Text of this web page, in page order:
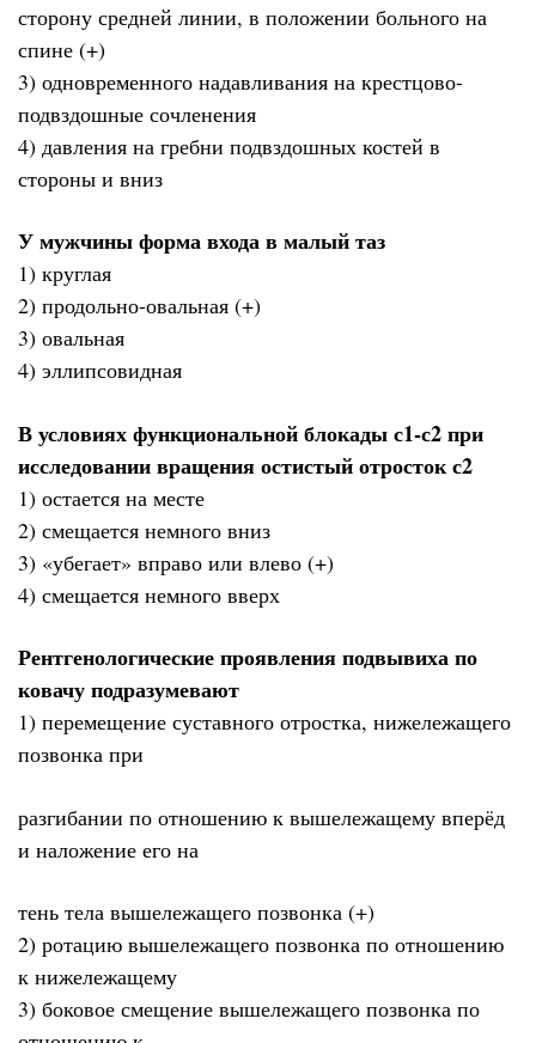
сторону средней линии, в положении больного на
спине (+)
3) одновременного надавливания на крестцово-
подвздошные сочленения
4) давления на гребни подвздошных костей в
стороны и вниз
У мужчины форма входа в малый таз
1) круглая
2) продольно-овальная (+)
3) овальная
4) эллипсовидная
В условиях функциональной блокады с1-с2 при
исследовании вращения остистый отросток с2
1) остается на месте
2) смещается немного вниз
3) «убегает» вправо или влево (+)
4) смещается немного вверх
Рентгенологические проявления подвывиха по
ковачу подразумевают
1) перемещение суставного отростка, нижележащего
позвонка при
разгибании по отношению к вышележащему вперёд
и наложение его на
тень тела вышележащего позвонка (+)
2) ротацию вышележащего позвонка по отношению
к нижележащему
3) боковое смещение вышележащего позвонка по